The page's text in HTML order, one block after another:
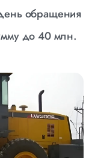
обращения
до 40 млн.